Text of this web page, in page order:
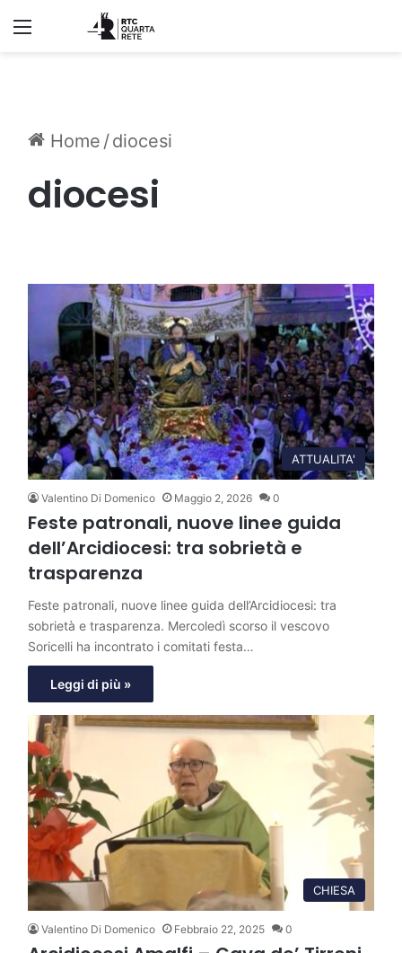
Home /diocesi
diocesi
ATTUALITA'
Valentino Di Domenico Maggio 2, 2026 0
Feste patronali, nuove linee guida
dell’Arcidiocesi: tra sobrietà e
trasparenza
Feste patronali, nuove linee guida dell’Arcidiocesi: tra
sobrietà e trasparenza. Mercoledì scorso il vescovo
Soricelli ha incontrato i comitati festa…
Leggi di più »
CHIESA
Valentino Di Domenico Febbraio 22, 2025 0